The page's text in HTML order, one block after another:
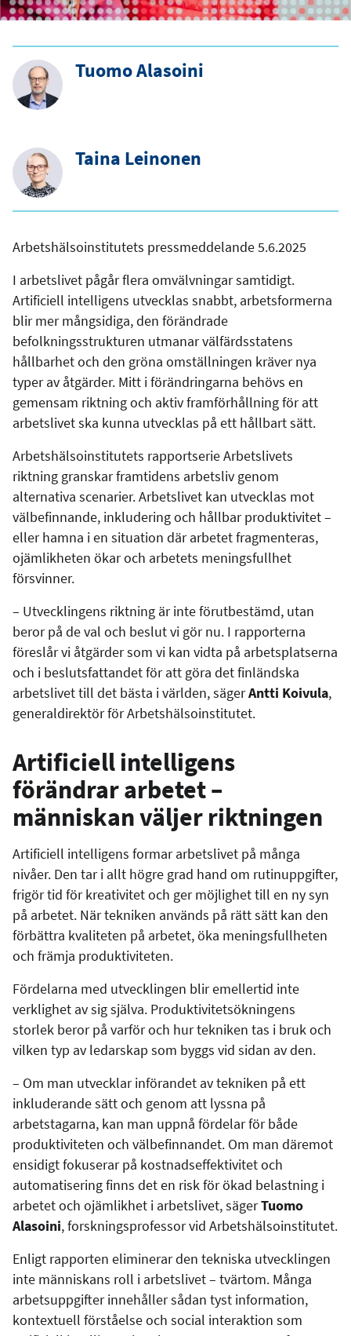
Tuomo Alasoini
Taina Leinonen
Arbetshälsoinstitutets pressmeddelande 5.6.2025
I arbetslivet pågår flera omvälvningar samtidigt.
Artificiell intelligens utvecklas snabbt, arbetsformerna
blir mer mångsidiga, den förändrade
befolkningsstrukturen utmanar välfärdsstatens
hållbarhet och den gröna omställningen kräver nya
typer av åtgärder. Mitt i förändringarna behövs en
gemensam riktning och aktiv framförhållning för att
arbetslivet ska kunna utvecklas på ett hållbart sätt.
Arbetshälsoinstitutets rapportserie Arbetslivets
riktning granskar framtidens arbetsliv genom
alternativa scenarier. Arbetslivet kan utvecklas mot
välbefinnande, inkludering och hållbar produktivitet –
eller hamna i en situation där arbetet fragmenteras,
ojämlikheten ökar och arbetets meningsfullhet
försvinner.
– Utvecklingens riktning är inte förutbestämd, utan
beror på de val och beslut vi gör nu. I rapporterna
föreslår vi åtgärder som vi kan vidta på arbetsplatserna
och i beslutsfattandet för att göra det finländska
arbetslivet till det bästa i världen, sägerAntti Koivula,
generaldirektör för Arbetshälsoinstitutet.
Artificiell intelligens
förändrar arbetet –
människan väljer riktningen
Artificiell intelligens formar arbetslivet på många
nivåer. Den tar i allt högre grad hand om rutinuppgifter,
frigör tid för kreativitet och ger möjlighet till en ny syn
på arbetet. När tekniken används på rätt sätt kan den
förbättra kvaliteten på arbetet, öka meningsfullheten
och främja produktiviteten.
Fördelarna med utvecklingen blir emellertid inte
verklighet av sig själva. Produktivitetsökningens
storlek beror på varför och hur tekniken tas i bruk och
vilken typ av ledarskap som byggs vid sidan av den.
– Om man utvecklar införandet av tekniken på ett
inkluderande sätt och genom att lyssna på
arbetstagarna, kan man uppnå fördelar för både
produktiviteten och välbefinnandet. Om man däremot
ensidigt fokuserar på kostnadseffektivitet och
automatisering finns det en risk för ökad belastning i
arbetet och ojämlikhet i arbetslivet, sägerTuomo
Alasoini, forskningsprofessor vid Arbetshälsoinstitutet.
Enligt rapporten eliminerar den tekniska utvecklingen
inte människans roll i arbetslivet – tvärtom. Många
arbetsuppgifter innehåller sådan tyst information,
kontextuell förståelse och social interaktion som